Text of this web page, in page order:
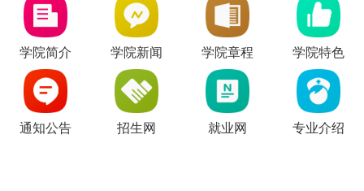
学院简介 学院新闻 学院章程 学院特色
通知公告 招生网 就业网 专业介绍